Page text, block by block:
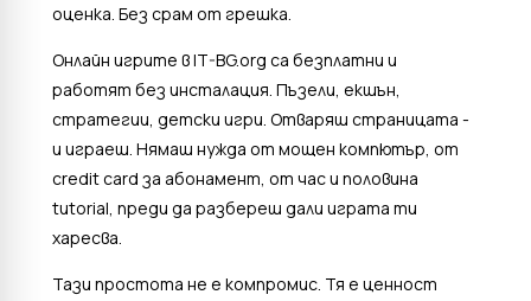
оценка. Без срам от грешка.
Онлайн игрите в IT-BG.org са безплатни и
работят без инсталация. Пъзели, екшън,
стратегии, детски игри. Отваряш страницата -
и играеш. Нямаш нужда от мощен компютър, от
credit card за абонамент, от час и половина
tutorial, преди да разбереш дали играта ти
харесва.
Тази простота не е компромис. Тя е ценност